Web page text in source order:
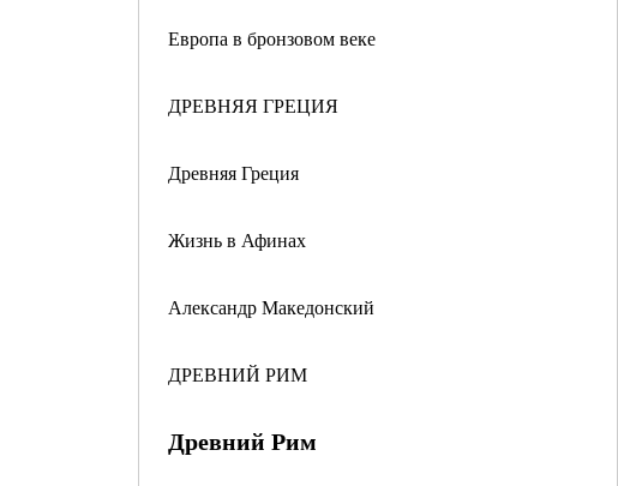
Европа в бронзовом веке
ДРЕВНЯЯ ГРЕЦИЯ
Древняя Греция
Жизнь в Афинах
Александр Македонский
ДРЕВНИЙ РИМ
Древний Рим